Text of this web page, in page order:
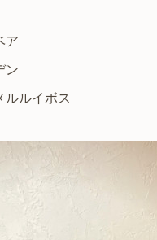
ア
ン
ルイボス